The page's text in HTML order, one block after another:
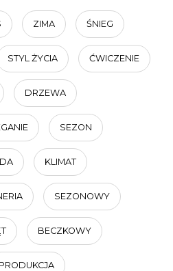
ZIMA ŚNIEG
STYL ŻYCIA ĆWICZENIE
DRZEWA
SEZON
KLIMAT
SEZONOWY
BECZKOWY
PRODUKCJA